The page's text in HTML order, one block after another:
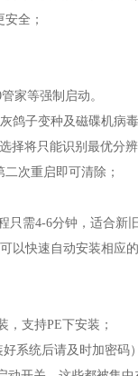
全；
家等强制启动。
鸽子变种及磁碟机病毒
将只能识别最优分
次重启即可清除；
只需4-6分钟，适合新
以快速自动安装相应的
，支持PE下安装；
系统后请及时加密码